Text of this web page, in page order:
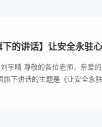
下的讲话】让安全永驻
宇晴 尊敬的各位老师，亲爱
旗下讲话的主题是《让安全永